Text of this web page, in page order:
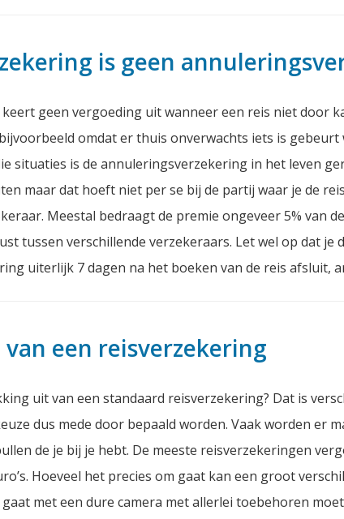
is geen
geen vergoeding uit wanneer een reis niet door
omdat er thuis onverwachts iets is
situaties is de annuleringsverzekering in het leven
maar dat hoeft niet per se bij de partij waar je de
Meestal bedraagt de premie ongeveer 5% van
tussen verschillende verzekeraars. Let wel op dat je
uiterlijk 7 dagen na het boeken van de reis afsluit,
een reisverzekering
uit van een standaard reisverzekering? Dat is
dus mede door bepaald worden. Vaak worden er
de je bij je hebt. De meeste reisverzekeringen
Hoeveel het precies om gaat kan een groot
met een dure camera met allerlei toebehoren